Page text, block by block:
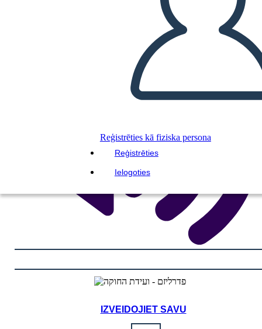
Reģistrēties kā fiziska persona
Reģistrēties
Ielogoties
IZLASI MAN
IZVEIDOJIET SAVU